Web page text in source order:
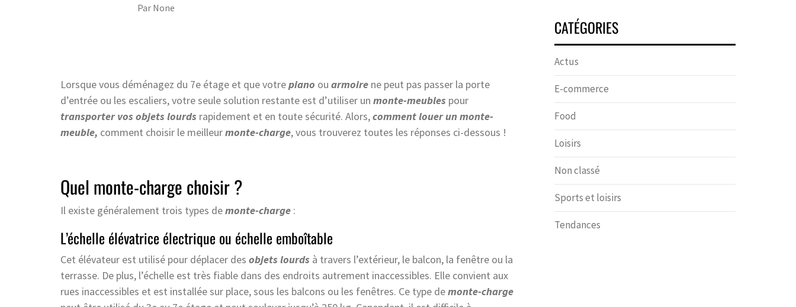
Par None
Lorsque vous déménagez du 7e étage et que votrepiano ou armoire ne peut pas passer la porte
d’entrée ou les escaliers, votre seule solution restante est d’utiliser un monte-meubles pour
transporter vos objets lourds rapidement et en toute sécurité. Alors,comment louer un monte-
meuble, comment choisir le meilleurmonte-charge, vous trouverez toutes les réponses ci-dessous !
Quel monte-charge choisir ?
Il existe généralement trois types demonte-charge :
L’échelle élévatrice électrique ou échelle emboîtable
Cet élévateur est utilisé pour déplacer des objets lourds à travers l’extérieur, le balcon, la fenêtre ou la
terrasse. De plus, l’échelle est très fiable dans des endroits autrement inaccessibles. Elle convient aux
rues inaccessibles et est installée sur place, sous les balcons ou les fenêtres. Ce type demonte-charge
CATÉGORIES
Actus
E-commerce
Food
Loisirs
Non classé
Sports et loisirs
Tendances